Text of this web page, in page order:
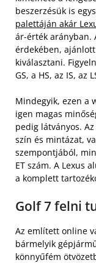
beszerzésük is
palettáján akár
ár-érték arányban.
érdekében,
kiválasztani.
GS, a HS, az IS, az
Mindegyik, ezen a
igen magas
pedig látványos.
szín és mintázat,
szempontjából,
ET szám. A Lexus
a komplett
Golf 7 felni
Az említett online
bármelyik
könnyűfém